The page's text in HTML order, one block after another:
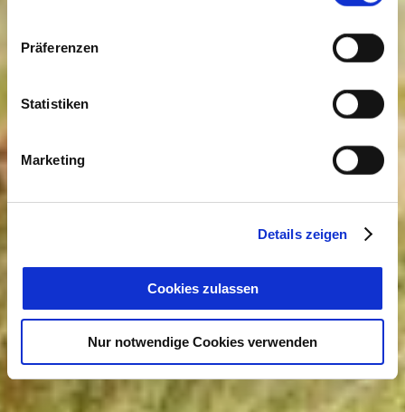
Präferenzen
Statistiken
Marketing
Details zeigen
Cookies zulassen
Nur notwendige Cookies verwenden